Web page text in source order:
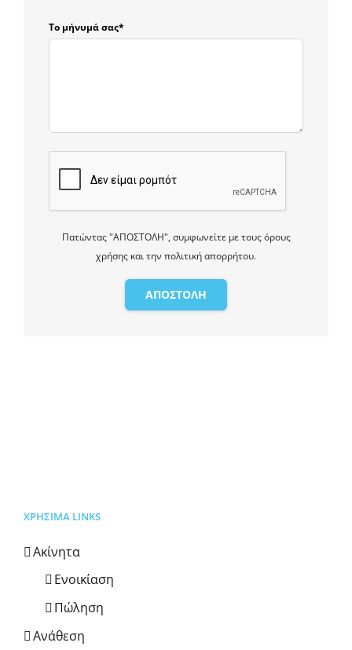
Το μήνυμά σας*
Πατώντας "ΑΠΟΣΤΟΛΗ", συμφωνείτε με τους όρους
χρήσης και την πολιτική απορρήτου.
ΑΠΟΣΤΟΛΗ
ΧΡΗΣΙΜΑ LINKS
Ακίνητα
Ενοικίαση
Πώληση
Ανάθεση